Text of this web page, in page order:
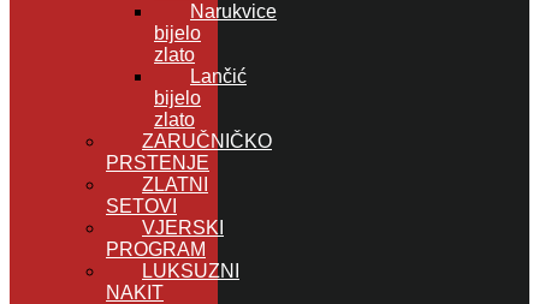
Narukvice
bijelo
zlato
Lančić
bijelo
zlato
ZARUČNIČKO
PRSTENJE
ZLATNI
SETOVI
VJERSKI
PROGRAM
LUKSUZNI
NAKIT